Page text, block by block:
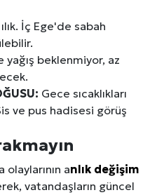
İç Ege'de sabah
beklenmiyor, az
Gece sıcaklıkları
ve pus hadisesi görüş
anlık değişim
vatandaşların güncel